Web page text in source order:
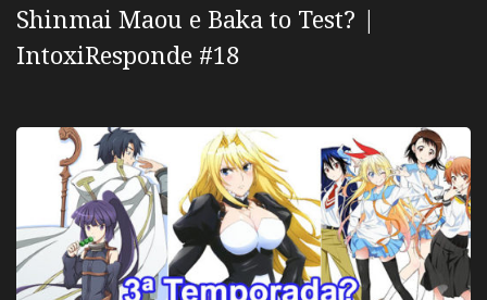
Shinmai Maou e Baka to Test? |
IntoxiResponde #18